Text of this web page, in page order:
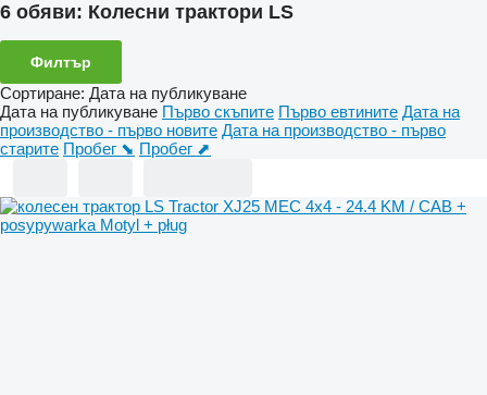
6 обяви: Колесни трактори LS
Филтър
Сортиране: Дата на публикуване
Дата на публикуване Първо скъпите Първо евтините Дата на
производство - първо новите Дата на производство - първо
старите Пробег ⬊ Пробег ⬈